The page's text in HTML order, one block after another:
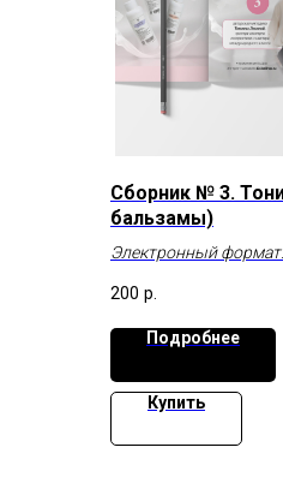
Сборник № 3.
бальзамы)
Электронный формат.
200 р.
Подробнее
Купить